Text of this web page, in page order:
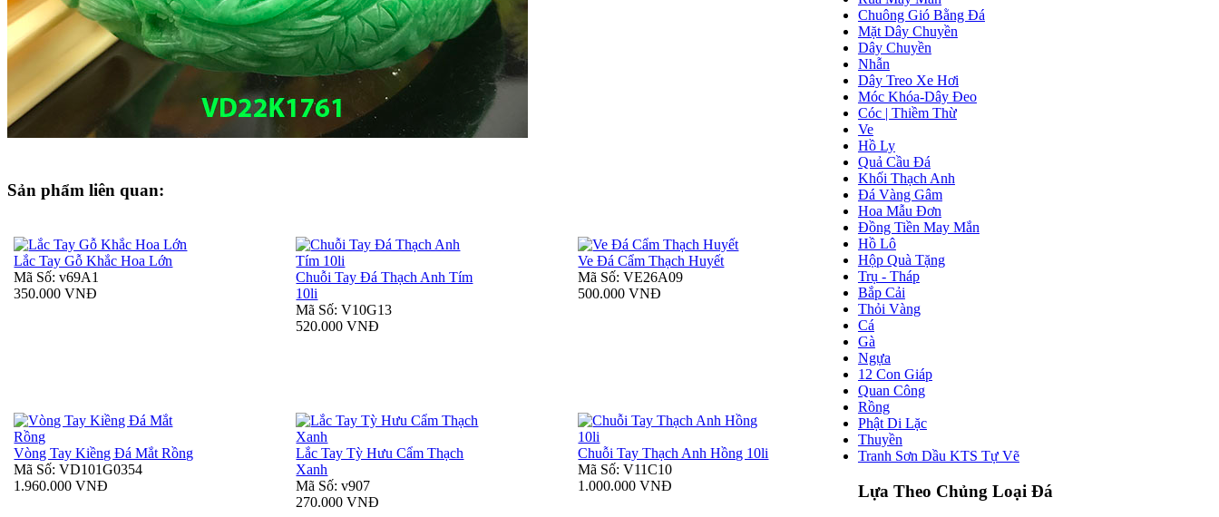
Sản phẩm liên quan:
Lắc Tay Gỗ Khắc Hoa Lớn
Mã Số: v69A1
350.000 VNĐ
Chuỗi Tay Đá Thạch Anh Tím
10li
Mã Số: V10G13
520.000 VNĐ
Ve Đá Cẩm Thạch Huyết
Mã Số: VE26A09
500.000 VNĐ
Vòng Tay Kiềng Đá Mắt Rồng
Mã Số: VD101G0354
1.960.000 VNĐ
Lắc Tay Tỳ Hưu Cẩm Thạch
Xanh
Mã Số: v907
270.000 VNĐ
Chuỗi Tay Thạch Anh Hồng 10li
Mã Số: V11C10
1.000.000 VNĐ
Chuông Gió Bằng Đá
Mặt Dây Chuyền
Dây Chuyền
Nhẫn
Dây Treo Xe Hơi
Móc Khóa-Dây Đeo
Cóc | Thiềm Thừ
Ve
Hồ Ly
Quả Cầu Đá
Khối Thạch Anh
Đá Vàng Gâm
Hoa Mẫu Đơn
Đồng Tiền May Mắn
Hồ Lô
Hộp Quà Tặng
Trụ - Tháp
Bắp Cải
Thỏi Vàng
Cá
Gà
Ngựa
12 Con Giáp
Quan Công
Rồng
Phật Di Lặc
Thuyền
Tranh Sơn Dầu KTS Tự Vẽ
Lựa Theo Chủng Loại Đá